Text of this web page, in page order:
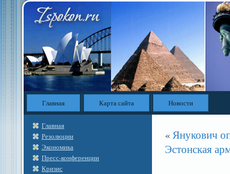
Главная Карта сайта Новости
Главная
Резолюции
Экономика
Пресс-конференции
Кризис
«Янукович
Эстонская